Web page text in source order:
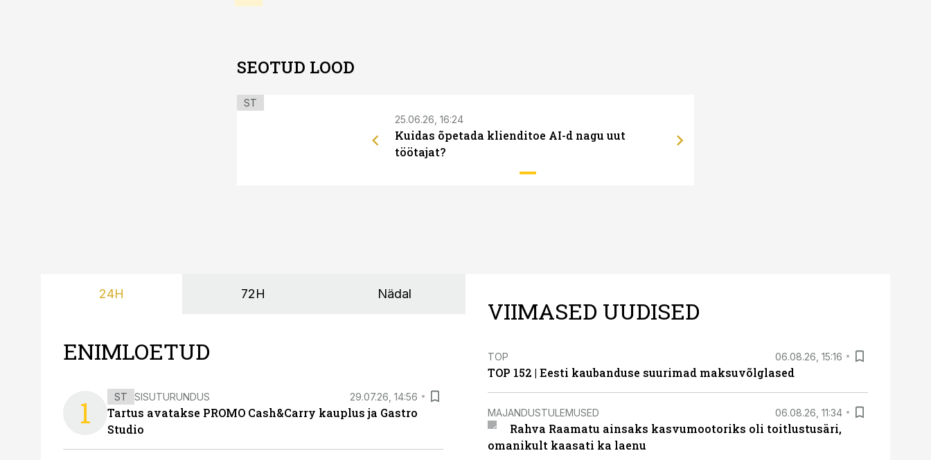
SEOTUD LOOD
ST
25.06.26, 16:24
Kuidas õpetada klienditoe AI-d nagu uut
töötajat?
24H 72H Nädal
ENIMLOETUD
1 ST SISUTURUNDUS 29.07.26, 14:56
Tartus avatakse PROMO Cash&Carry kauplus ja Gastro
Studio
VIIMASED UUDISED
TOP 06.08.26, 15:16
TOP 152 | Eesti kaubanduse suurimad maksuvõlglased
MAJANDUSTULEMUSED 06.08.26, 11:34
Rahva Raamatu ainsaks kasvumootoriks oli toitlustusäri,
omanikult kaasati ka laenu